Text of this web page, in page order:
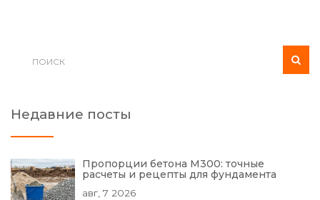
Недавние посты
Пропорции бетона М300: точные
расчеты и рецепты для фундамента
авг, 7 2026